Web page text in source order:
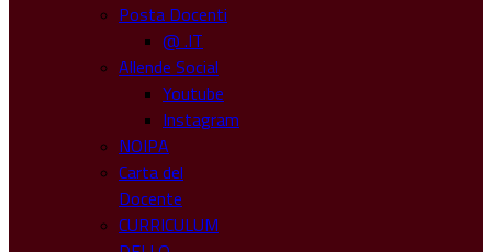
Posta Docenti
@ .IT
Allende Social
Youtube
Instagram
NOIPA
Carta del
Docente
CURRICULUM